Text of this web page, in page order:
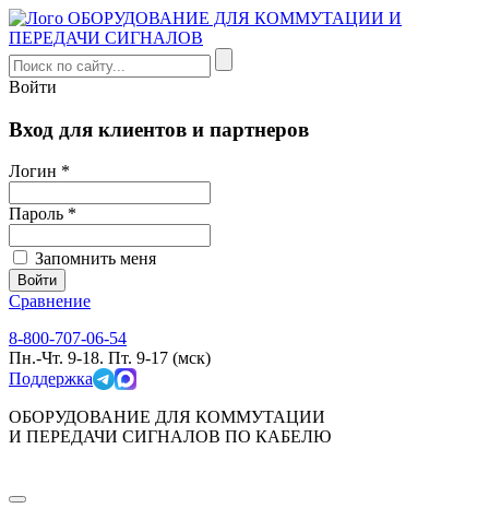
Войти
Вход для клиентов и партнеров
Логин *
Пароль *
Запомнить меня
Сравнение
8-800-707-06-54
Пн.-Чт. 9-18. Пт. 9-17 (мск)
Поддержка
ОБОРУДОВАНИЕ ДЛЯ КОММУТАЦИИ
И ПЕРЕДАЧИ СИГНАЛОВ ПО КАБЕЛЮ